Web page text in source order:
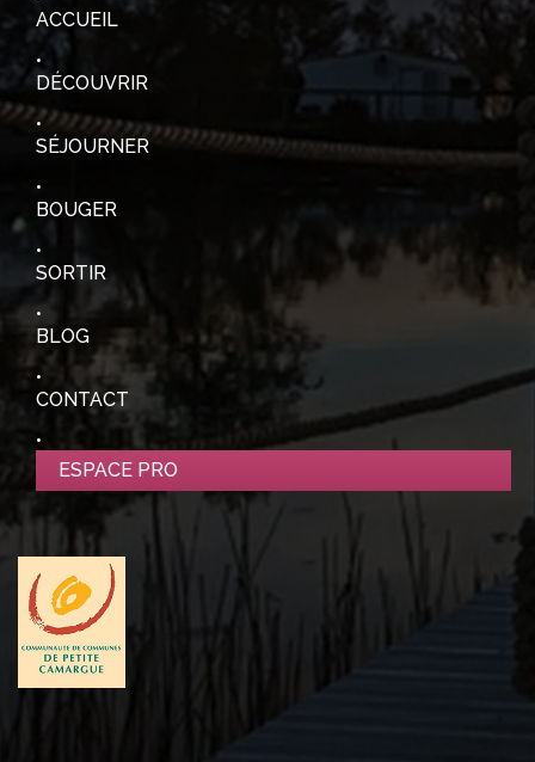
ACCUEIL
DÉCOUVRIR
SÉJOURNER
BOUGER
SORTIR
BLOG
CONTACT
ESPACE PRO